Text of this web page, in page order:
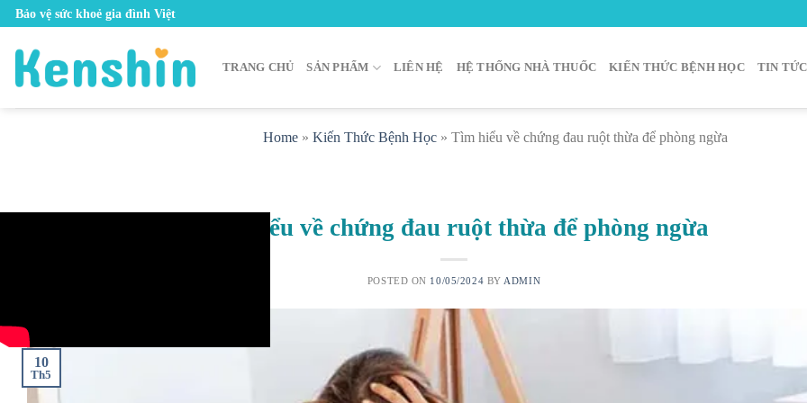
Skip
content
Bảo vệ sức khoẻ gia đình Việt
TRANG CHỦ SẢN PHẨM LIÊN HỆ HỆ THỐNG NHÀ THUỐC KIẾN THỨC BỆNH HỌC TIN TỨC
Home » Kiến Thức Bệnh Học » Tìm hiểu về chứng đau ruột thừa để phòng ngừa
Tìm hiểu về chứng đau ruột thừa để phòng ngừa
POSTED ON 10/05/2024 BY ADMIN
10
Th5